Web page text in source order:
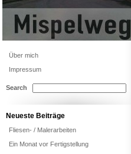
Über mich
Impressum
Search
Neueste Beiträge
Fliesen- / Malerarbeiten
Ein Monat vor Fertigstellung